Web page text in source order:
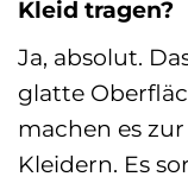
Kleid tragen?
Ja, absolut.
glatte
machen es
Kleidern. Es